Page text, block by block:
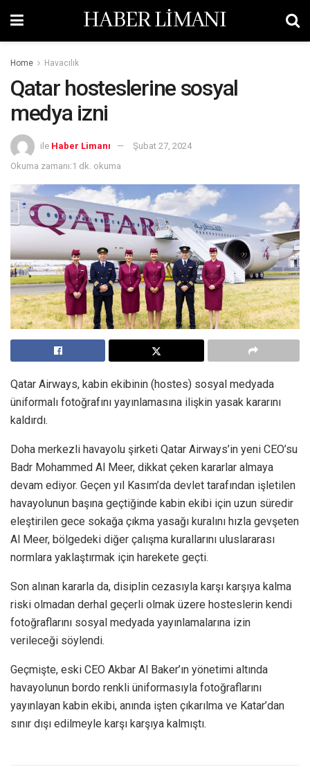
HABER LİMANI
Home Havacılık
Qatar hosteslerine sosyal
medya izni
ile Haber Limanı
Şubat 27, 2024
Okuma zamanı:1 dk. okuma
Qatar Airways, kabin ekibinin (hostes) sosyal medyada
üniformalı fotoğrafını yayınlamasına ilişkin yasak kararını
kaldırdı.
Doha merkezli havayolu şirketi Qatar Airways’in yeni CEO’su
Badr Mohammed Al Meer, dikkat çeken kararlar almaya
devam ediyor. Geçen yıl Kasım’da devlet tarafından işletilen
havayolunun başına geçtiğinde kabin ekibi için uzun süredir
eleştirilen gece sokağa çıkma yasağı kuralını hızla gevşeten
Al Meer, bölgedeki diğer çalışma kurallarını uluslararası
normlara yaklaştırmak için harekete geçti.
Son alınan kararla da, disiplin cezasıyla karşı karşıya kalma
riski olmadan derhal geçerli olmak üzere hosteslerin kendi
fotoğraflarını sosyal medyada yayınlamalarına izin
verileceği söylendi.
Geçmişte, eski CEO Akbar Al Baker’ın yönetimi altında
havayolunun bordo renkli üniformasıyla fotoğraflarını
yayınlayan kabin ekibi, anında işten çıkarılma ve Katar’dan
sınır dışı edilmeyle karşı karşıya kalmıştı.